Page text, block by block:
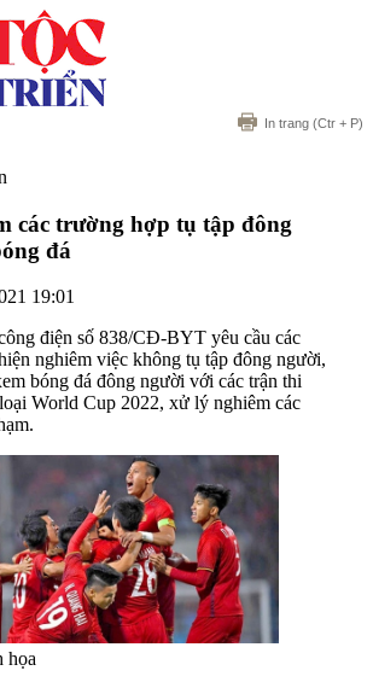
In trang (Ctr + P)
các trường hợp tụ tập đông
đá
19:01
điện số 838/CĐ-BYT yêu cầu các
nghiêm việc không tụ tập đông người,
bóng đá đông người với các trận thi
World Cup 2022, xử lý nghiêm các
họa